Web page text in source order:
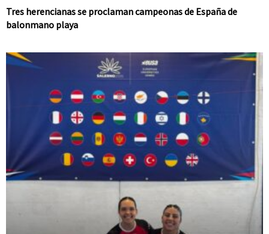
Tres herencianas se proclaman campeonas de España de
balonmano playa